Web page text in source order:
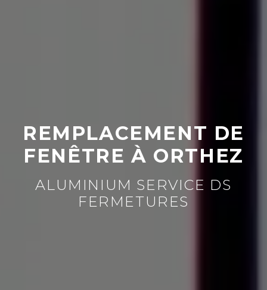
REMPLACEMENT DE
FENÊTRE À ORTHEZ
ALUMINIUM SERVICE DS
FERMETURES